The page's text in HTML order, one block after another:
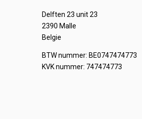
Delften 23 unit 23
2390 Malle
Belgie
BTW nummer: BE0747474773
KVK nummer: 747474773